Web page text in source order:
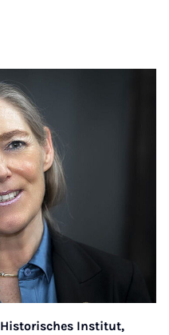
Historisches Institut,